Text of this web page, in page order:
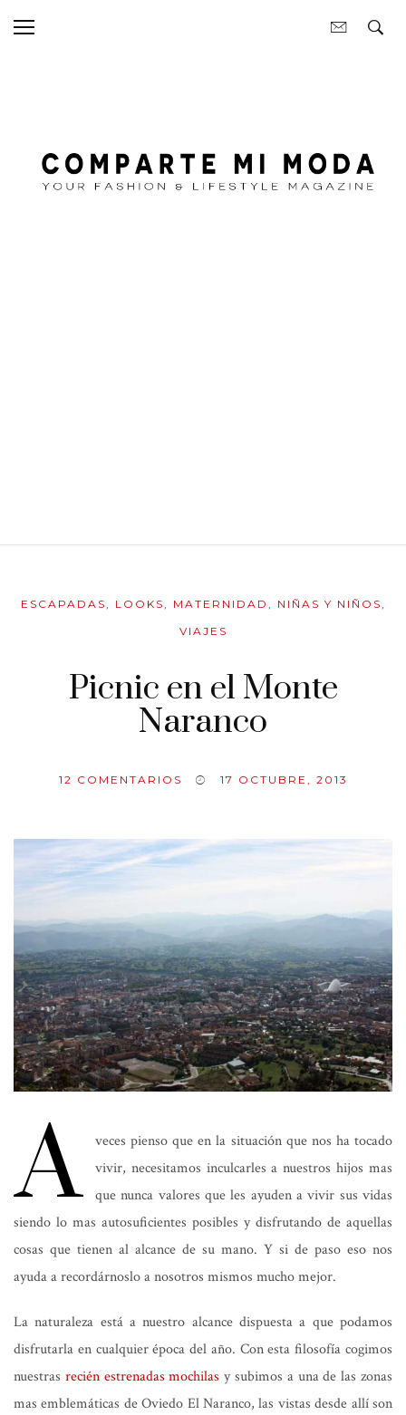
ESCAPADAS, LOOKS, MATERNIDAD , NIÑAS Y NIÑOS,
VIAJES
Picnic en el Monte
Naranco
12 COMENTARIOS 17 OCTUBRE, 2013
A
veces pienso que en la situación que nos ha tocado
vivir, necesitamos inculcarles a nuestros hijos mas
que nunca valores que les ayuden a vivir sus vidas
siendo lo mas autosuficientes posibles y disfrutando de aquellas
cosas que tienen al alcance de su mano. Y si de paso eso nos
ayuda a recordárnoslo a nosotros mismos mucho mejor.
La naturaleza está a nuestro alcance dispuesta a que podamos
disfrutarla en cualquier época del año. Con esta filosofía cogimos
nuestras recién estrenadas mochilas y subimos a una de las zonas
mas emblemáticas de Oviedo El Naranco, las vistas desde allí son